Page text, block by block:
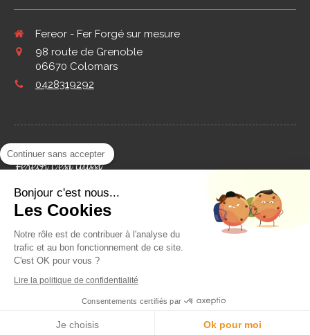
Fereor - Fer Forgé sur mesure
98 route de Grenoble
06670 Colomars
0428319292
Fereor c'est aussi
Tonnelle en fer forgé sur mesure
Lits en fer forgé sur mesure
Portails et clôtures en fer forgé sur mesure
Pergolas en fer forgé sur mesure
Création et référencement du site par Simplébo
Continuer sans accepter
Bonjour c'est nous...
Les Cookies
Notre rôle est de contribuer à l'analyse du
trafic et au bon fonctionnement de ce site.
C'est OK pour vous ?
Lire la politique de confidentialité
Consentements certifiés par
Je choisis Ok pour moi